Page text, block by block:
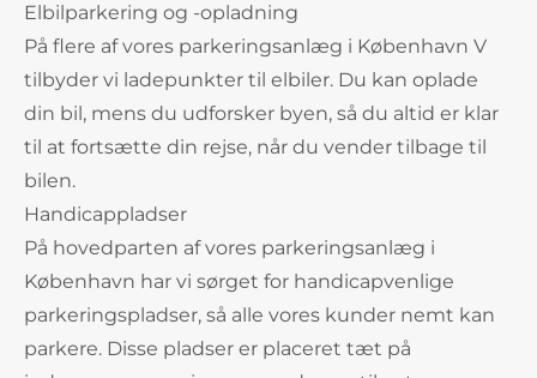
Elbilparkering og -opladning
På flere af vores parkeringsanlæg i København V
tilbyder vi ladepunkter til elbiler. Du kan oplade
din bil, mens du udforsker byen, så du altid er klar
til at fortsætte din rejse, når du vender tilbage til
bilen.
Handicappladser
På hovedparten af vores parkeringsanlæg i
København har vi sørget for handicapvenlige
parkeringspladser, så alle vores kunder nemt kan
parkere. Disse pladser er placeret tæt på